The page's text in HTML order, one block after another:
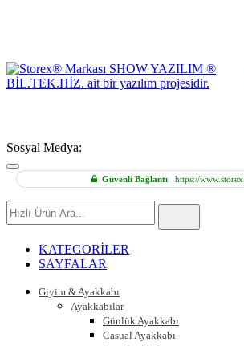
Sosyal Medya:
Güvenli Bağlantıhttps://
Hızlı
Ürün
KATEGORİLER
SAYFALAR
Giyim & Ayakkabı
Ayakkabılar
Günlük Ayakkabı
Casual Ayakkabı